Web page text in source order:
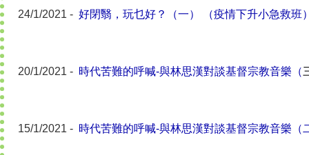
24/1/2021 - 好閉翳，玩乜好？（一） （疫情下升小急救班
20/1/2021 - 時代苦難的呼喊-與林思漢對談基督宗教音樂（
15/1/2021 - 時代苦難的呼喊-與林思漢對談基督宗教音樂（